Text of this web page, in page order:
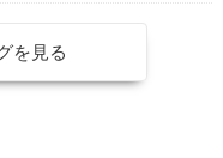
を見る